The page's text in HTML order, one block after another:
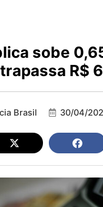
sobe
R$
Brasil 30/04/